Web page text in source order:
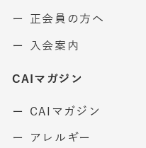
ー 正会員の方へ
ー 入会案内
CAIマガジン
ー CAIマガジン
ー アレルギー